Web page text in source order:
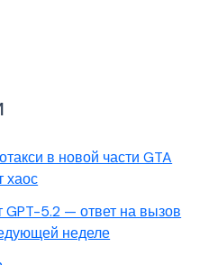
в новой части GTA
хаос
GPT-5.2 — ответ на вызов
неделе